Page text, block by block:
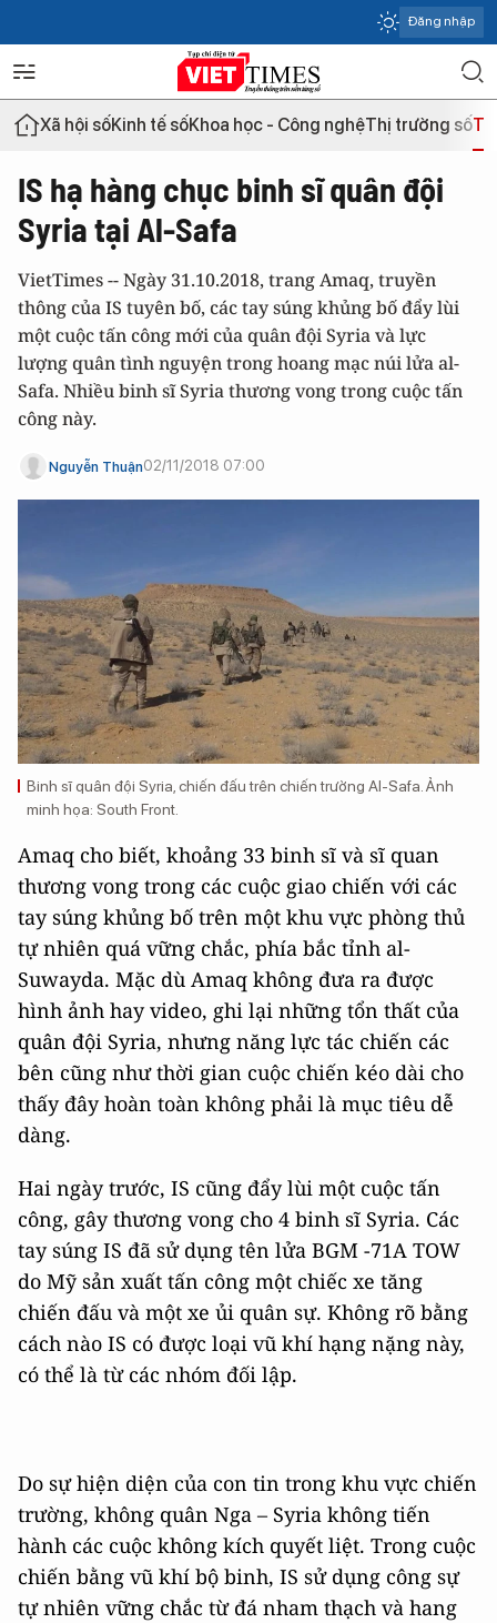
Đăng nhập
Xã hội sốKinh tế sốKhoa học - Công nghệThị trường số
IS hạ hàng chục binh sĩ quân đội
Syria tại Al-Safa
VietTimes -- Ngày 31.10.2018, trang Amaq, truyền
thông của IS tuyên bố, các tay súng khủng bố đẩy lùi
một cuộc tấn công mới của quân đội Syria và lực
lượng quân tình nguyện trong hoang mạc núi lửa al-
Safa. Nhiều binh sĩ Syria thương vong trong cuộc tấn
công này.
Nguyễn Thuận02/11/2018 07:00
Binh sĩ quân đội Syria, chiến đấu trên chiến trường Al-Safa. Ảnh
minh họa: South Front.
Amaq cho biết, khoảng 33 binh sĩ và sĩ quan
thương vong trong các cuộc giao chiến với các
tay súng khủng bố trên một khu vực phòng thủ
tự nhiên quá vững chắc, phía bắc tỉnh al-
Suwayda. Mặc dù Amaq không đưa ra được
hình ảnh hay video, ghi lại những tổn thất của
quân đội Syria, nhưng năng lực tác chiến các
bên cũng như thời gian cuộc chiến kéo dài cho
thấy đây hoàn toàn không phải là mục tiêu dễ
dàng.
Hai ngày trước, IS cũng đẩy lùi một cuộc tấn
công, gây thương vong cho 4 binh sĩ Syria. Các
tay súng IS đã sử dụng tên lửa BGM -71A TOW
do Mỹ sản xuất tấn công một chiếc xe tăng
chiến đấu và một xe ủi quân sự. Không rõ bằng
cách nào IS có được loại vũ khí hạng nặng này,
có thể là từ các nhóm đối lập.
Do sự hiện diện của con tin trong khu vực chiến
trường, không quân Nga – Syria không tiến
hành các cuộc không kích quyết liệt. Trong cuộc
chiến bằng vũ khí bộ binh, IS sử dụng công sự
tự nhiên vững chắc từ đá nham thạch và hang